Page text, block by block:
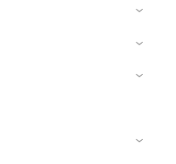
›
›
›
›